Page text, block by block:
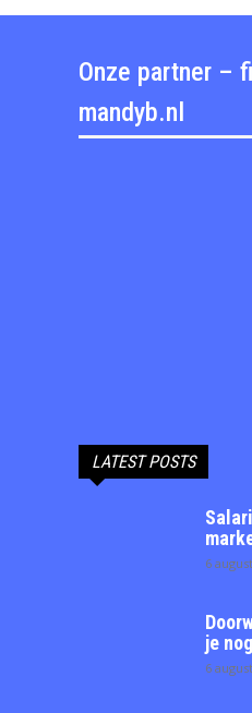
Onze partner –
mandyb.nl
LATEST POSTS
6
je
6